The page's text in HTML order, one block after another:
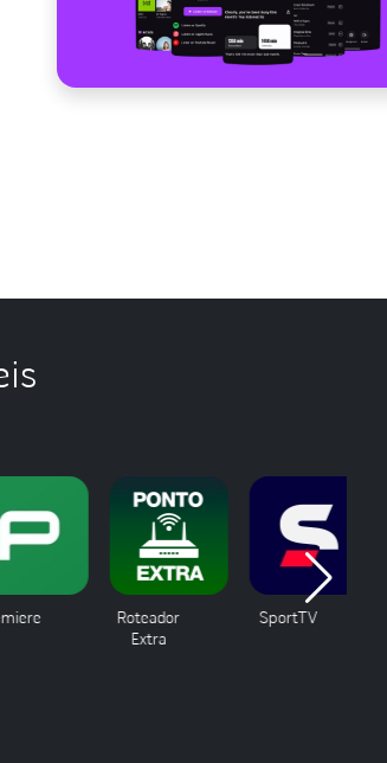
Roteador
Extra
SportTV